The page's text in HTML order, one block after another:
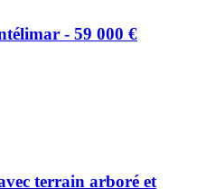
- 59 000 €
terrain arboré et